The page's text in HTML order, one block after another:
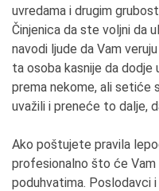
uvredama i drugim
Činjenica da ste voljni da
navodi ljude da Vam
ta osoba kasnije da dodje
prema nekome, ali setiće
uvažili i preneće to dalje,
Ako poštujete pravila
profesionalno što će
poduhvatima. Poslodavci